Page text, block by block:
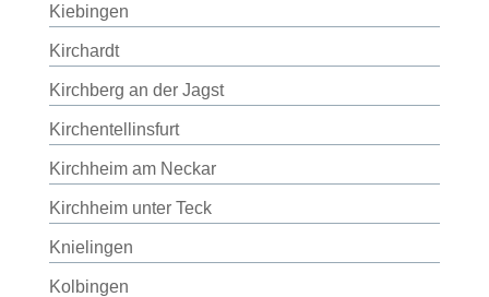
Kiebingen
Kirchardt
Kirchberg an der Jagst
Kirchentellinsfurt
Kirchheim am Neckar
Kirchheim unter Teck
Knielingen
Kolbingen